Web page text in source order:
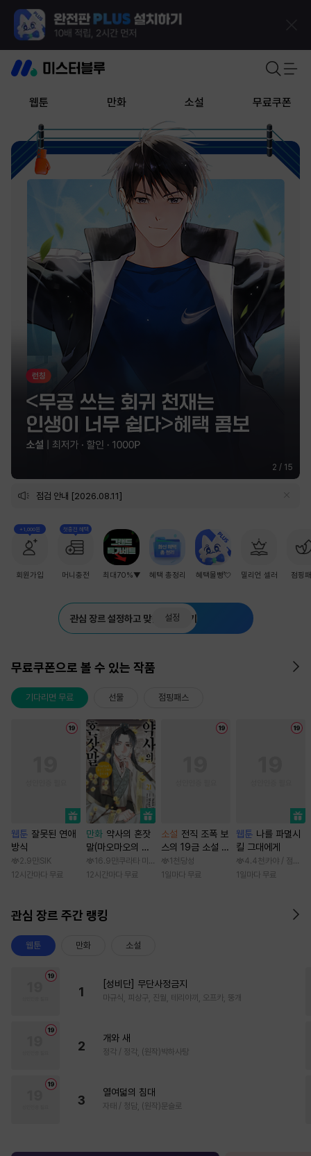
웹툰 만화 소설 무료쿠폰
2 / 15
점검 안내 [2026.08.11]
+1,000원
회원가입
첫충전 혜택
머니충전 최대70%▼ 혜택 총정리 혜택몰빵💘 밀리언 셀러 점핑
관심 장르 설정하고 맞춤 추천 받기
설정
무료쿠폰으로 볼 수 있는 작품
기다리면 무료 선물 점핑패스
웹툰 잘못된 연애
방식
2.9만 SIK
12시간마다 무료
만화 약사의 혼잣
말(마오마오의 후
궁 수수께끼 풀이
수첩)
16.9만 쿠라타 미노지 / 휴우가 나츠
12시간마다 무료
소설 전직 조폭 보
스의 19금 소설 속
가정부 빙의기
1천 당성
1일마다 무료
웹툰 나를 파멸시
킬 그대에게
4.4천 카야 / 점면, (
1일마다 무료
관심 장르 주간 랭킹
웹툰 만화 소설
1
[성비단] 무단사정금지
마규식, 피상구, 진월, 테리야끼, 오프카, 뚱개
2
개와 새
정각 / 정각, (원작)박하사탕
3
열여덟의 침대
자태 / 청담, (원작)문슬로